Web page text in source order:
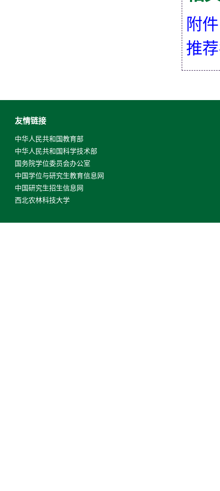
附
推
友情链接
中华人民共和国教育部
中华人民共和国科学技术部
国务院学位委员会办公室
中国学位与研究生教育信息网
中国研究生招生信息网
西北农林科技大学